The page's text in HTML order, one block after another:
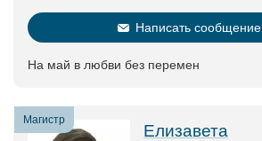
Написать сообщение
На май в любви без перемен
Магистр
Елизавета